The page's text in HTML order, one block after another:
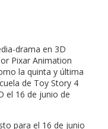
drama en 3D
Pixar Animation
la quinta y última
de Toy Story 4
el 16 de junio de
para el 16 de junio